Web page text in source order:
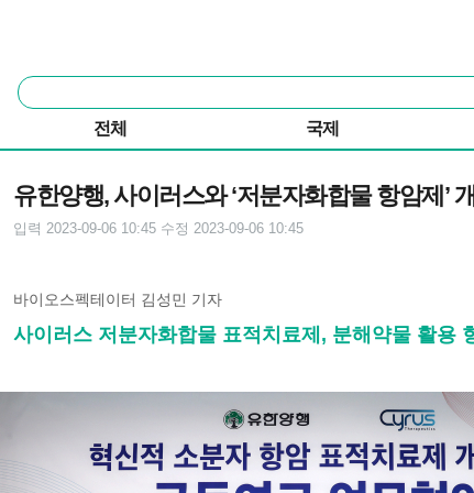
통
합
색
전체 국제
유한양행, 사이러스와 ‘저분자화합물 항암제’
입력 2023-09-06 10:45 수정 2023-09-06 10:45
바이오스펙테이터 김성민 기자
사이러스 저분자화합물 표적치료제, 분해약물 활용